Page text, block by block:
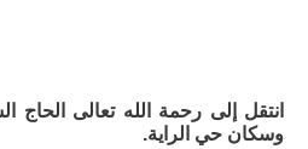
انتقل إلى رحمة الله تعالى الحاج
وسكان حي الراية.